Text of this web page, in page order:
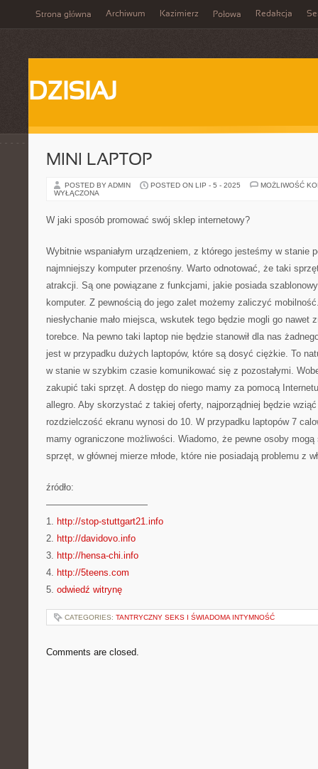
Strona główna Archiwum Kazimierz Połowa Redakcja
DZISIAJ
MINI LAPTOP
POSTED BY ADMIN POSTED ON LIP - 5 - 2025
MOŻLIWOŚĆ
WYŁĄCZONA
W jaki sposób promować swój sklep internetowy?
Wybitnie wspaniałym urządzeniem, z którego jesteśmy w stanie
najmniejszy komputer przenośny. Warto odnotować, że taki
atrakcji. Są one powiązane z funkcjami, jakie posiada
komputer. Z pewnością do jego zalet możemy zaliczyć
niesłychanie mało miejsca, wskutek tego będzie mogli go nawet
torebce. Na pewno taki laptop nie będzie stanowił dla nas
jest w przypadku dużych laptopów, które są dosyć ciężkie. To
w stanie w szybkim czasie komunikować się z pozostałymi.
zakupić taki sprzęt. A dostęp do niego mamy za pomocą
allegro. Aby skorzystać z takiej oferty, najporządniej będzie
rozdzielczość ekranu wynosi do 10. W przypadku laptopów 7
mamy ograniczone możliwości. Wiadomo, że pewne osoby
sprzęt, w głównej mierze młode, które nie posiadają problemu z
źródło:
———————————
1. http://stop-stuttgart21.info
2. http://davidovo.info
3. http://hensa-chi.info
4. http://5teens.com
5. odwiedź witrynę
CATEGORIES: TANTRYCZNY SEKS I ŚWIADOMA INTYMNOŚĆ
Comments are closed.